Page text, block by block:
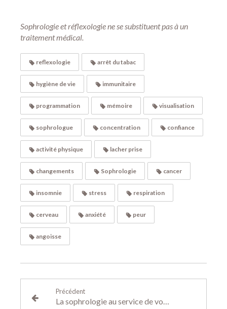
Sophrologie et réflexologie ne se substituent pas à un
traitement médical.
reflexologie arrêt du tabac
hygiène de vie immunitaire
programmation mémoire visualisation
sophrologue concentration confiance
activité physique lacher prise
changements Sophrologie cancer
insomnie stress respiration
cerveau anxiété peur
angoisse
Précédent